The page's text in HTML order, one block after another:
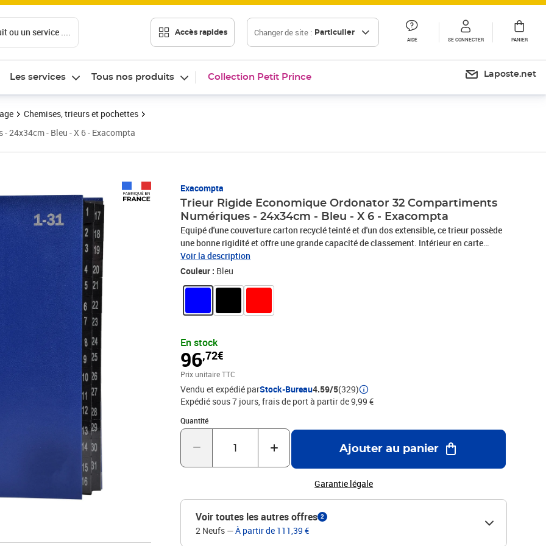
ou un service .... Accès rapides Changer de site : Particulier
AIDE SE CONNECTER PANIER
Les services Tous nos produits Collection Petit Prince Laposte.net
Chemises, trieurs et pochettes
24x34cm - Bleu - X 6 - Exacompta
Exacompta
Trieur Rigide Economique Ordonator 32 Compartiments
Numériques - 24x34cm - Bleu - X 6 - Exacompta
Equipé d'une couverture carton recyclé teinté et d'un dos extensible, ce trieur possède
une bonne rigidité et offre une grande capacité de classement. Intérieur en carte
recyclée avec perforation pour visualiser le compartiment suivant. Onglets imprimés
de 1 à 31 et plastifiés pour une meilleure résistance.
Voir la description
Couleur : Bleu
En stock
96,72€
Prix 96,72€
Prix unitaire TTC
Vendu et expédié parStock-Bureau4.59/5(329)
Expédié sous 7 jours, frais de port à partir de 9,99 €
Quantité
Quantité : 1
Ajouter au panier
Garantie légale
Voir toutes les autres offres 2
2 Neufs —À partir de 111,39 €